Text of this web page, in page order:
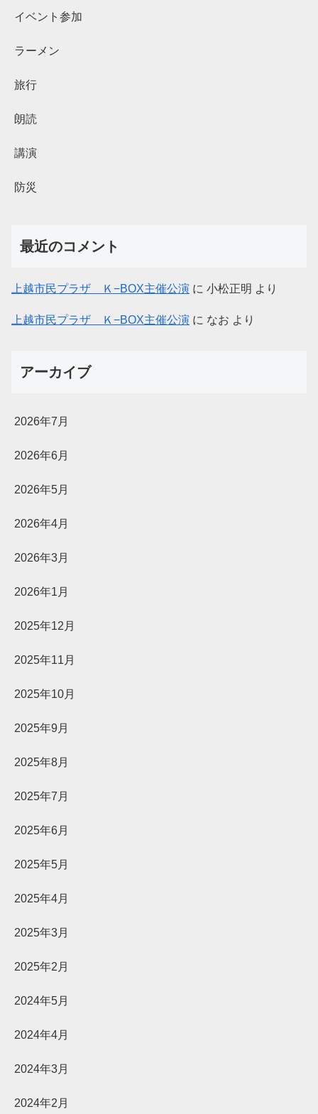
イベント参加
ラーメン
旅行
朗読
講演
防災
最近のコメント
上越市民プラザ Ｋ−BOX主催公演 に 小松正明 より
上越市民プラザ Ｋ−BOX主催公演 に なお より
アーカイブ
2026年7月
2026年6月
2026年5月
2026年4月
2026年3月
2026年1月
2025年12月
2025年11月
2025年10月
2025年9月
2025年8月
2025年7月
2025年6月
2025年5月
2025年4月
2025年3月
2025年2月
2024年5月
2024年4月
2024年3月
2024年2月